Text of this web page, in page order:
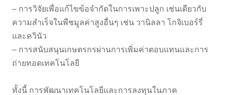
– การวิจัยเพื่อแก้ไขข้อจำกัดในการเพาะปลูก เช่นเดียวกับ
ความสำเร็จในพืชมูลค่าสูงอื่นๆ เช่น วานิลลา โกจิเบอร์รี่
และควินัว
– การสนับสนุนเกษตรกรผ่านการเพิ่มค่าตอบแทนและการ
ถ่ายทอดเทคโนโลยี
ทั้งนี้ การพัฒนาเทคโนโลยีและการลงทุนในภาค